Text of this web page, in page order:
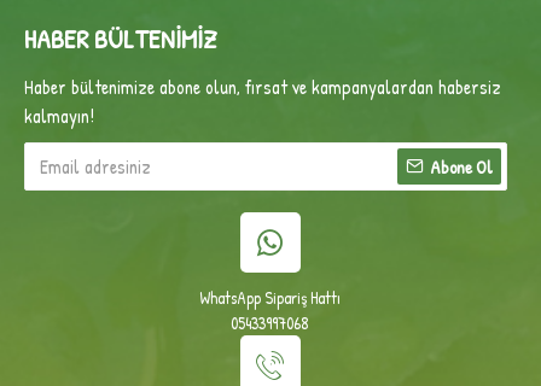
HABER BÜLTENIMIZ
Haber bültenimize abone olun, fırsat ve kampanyalardan habersiz
kalmayın!
Abone Ol
WhatsApp Sipariş Hattı
05433997068